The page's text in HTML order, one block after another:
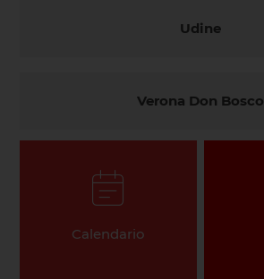
Udine
Verona Don Bosco
Calendario